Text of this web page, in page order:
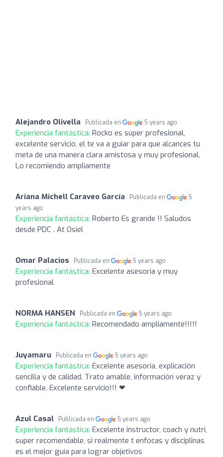
Alejandro Olivella Publicada en 5 years ago
Experiencia fantástica: Rocko es súper profesional,
excelente servicio, el te va a guiar para que alcances tu
meta de una manera clara amistosa y muy profesional.
Lo recomiendo ampliamente
Ariana Michell Caraveo García Publicada en
5
years ago
Experiencia fantástica: Roberto Es grande !! Saludos
desde PDC . At Osiel
Omar Palacios Publicada en 5 years ago
Experiencia fantástica: Excelente asesoría y muy
profesional
NORMA HANSEN Publicada en 5 years ago
Experiencia fantástica: Recomendado ampliamente!!!!!
Juyamaru Publicada en 5 years ago
Experiencia fantástica: Excelente asesoría, explicación
sencilla y de calidad. Trato amable, información veraz y
confiable. Excelente servicio!!! ❤
Azul Casal Publicada en 5 years ago
Experiencia fantástica: Excelente instructor, coach y nutri,
super recomendable, si realmente t enfocas y disciplinas
es el mejor guía para lograr objetivos